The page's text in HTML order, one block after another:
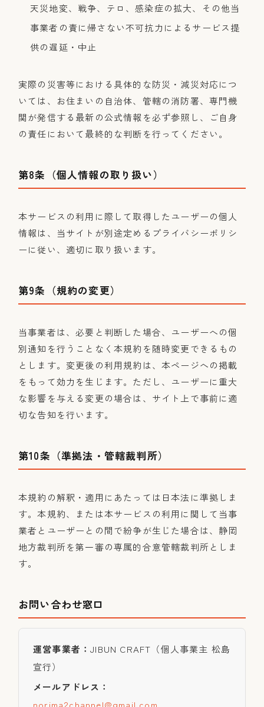
天災地変、戦争、テロ、感染症の拡大、その他当
事業者の責に帰さない不可抗力によるサービス提
供の遅延・中止
実際の災害等における具体的な防災・減災対応につ
いては、お住まいの自治体、管轄の消防署、専門機
関が発信する最新の公式情報を必ず参照し、ご自身
の責任において最終的な判断を行ってください。
第8条（個人情報の取り扱い）
本サービスの利用に際して取得したユーザーの個人
情報は、当サイトが別途定めるプライバシーポリシ
ーに従い、適切に取り扱います。
第9条（規約の変更）
当事業者は、必要と判断した場合、ユーザーへの個
別通知を行うことなく本規約を随時変更できるもの
とします。変更後の利用規約は、本ページへの掲載
をもって効力を生じます。ただし、ユーザーに重大
な影響を与える変更の場合は、サイト上で事前に適
切な告知を行います。
第10条（準拠法・管轄裁判所）
本規約の解釈・適用にあたっては日本法に準拠しま
す。本規約、または本サービスの利用に関して当事
業者とユーザーとの間で紛争が生じた場合は、静岡
地方裁判所を第一審の専属的合意管轄裁判所としま
す。
お問い合わせ窓口
運営事業者：JIBUN CRAFT（個人事業主 松島
宣行）
メールアドレス：
norima2channel@gmail.com